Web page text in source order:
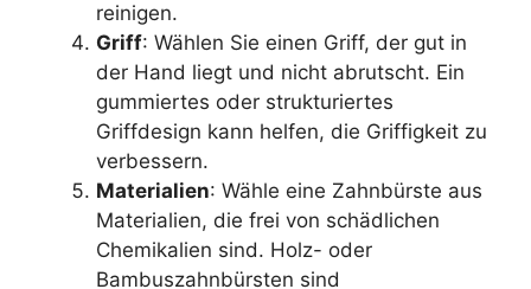
reinigen.
Griff: Wählen Sie einen Griff, der gut in
der Hand liegt und nicht abrutscht. Ein
gummiertes oder strukturiertes
Griffdesign kann helfen, die Griffigkeit zu
verbessern.
Materialien: Wähle eine Zahnbürste aus
Materialien, die frei von schädlichen
Chemikalien sind. Holz- oder
Bambuszahnbürsten sind